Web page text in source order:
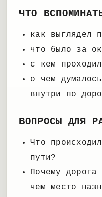
ЧТО
как выглядел
что было за
с кем
о чем
внутри по
ВОПРОСЫ ДЛЯ
Что
пути?
Почему
чем место